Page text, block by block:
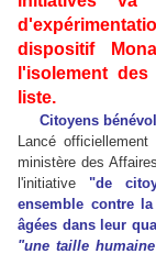
dispositif
l'isolement
liste.
Citoyens
Lancé
ministère des
l'initiative"de
ensemble contre
âgées dans leur
"une taille